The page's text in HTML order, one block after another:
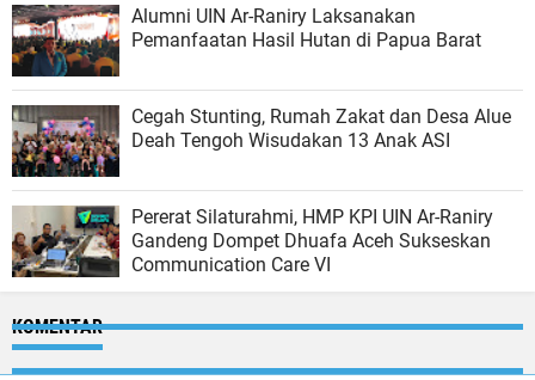
Alumni UIN Ar-Raniry Laksanakan
Pemanfaatan Hasil Hutan di Papua Barat
Cegah Stunting, Rumah Zakat dan Desa Alue
Deah Tengoh Wisudakan 13 Anak ASI
Pererat Silaturahmi, HMP KPI UIN Ar-Raniry
Gandeng Dompet Dhuafa Aceh Sukseskan
Communication Care VI
KOMENTAR